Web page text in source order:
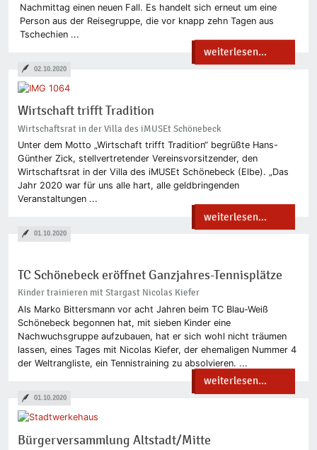
Nachmittag einen neuen Fall. Es handelt sich erneut um eine
Person aus der Reisegruppe, die vor knapp zehn Tagen aus
Tschechien ...
weiterlesen...
Wirtschaft trifft Tradition
Wirtschaftsrat in der Villa des iMUSEt Schönebeck
Unter dem Motto „Wirtschaft trifft Tradition“ begrüßte Hans-
Günther Zick, stellvertretender Vereinsvorsitzender, den
Wirtschaftsrat in der Villa des iMUSEt Schönebeck (Elbe). „Das
Jahr 2020 war für uns alle hart, alle geldbringenden
Veranstaltungen ...
weiterlesen...
02.10.2020
TC Schönebeck eröffnet Ganzjahres-Tennisplätze
Kinder trainieren mit Stargast Nicolas Kiefer
Als Marko Bittersmann vor acht Jahren beim TC Blau-Weiß
Schönebeck begonnen hat, mit sieben Kinder eine
Nachwuchsgruppe aufzubauen, hat er sich wohl nicht träumen
lassen, eines Tages mit Nicolas Kiefer, der ehemaligen Nummer 4
der Weltrangliste, ein Tennistraining zu absolvieren. ...
weiterlesen...
01.10.2020
Bürgerversammlung Altstadt/Mitte
01.10.2020